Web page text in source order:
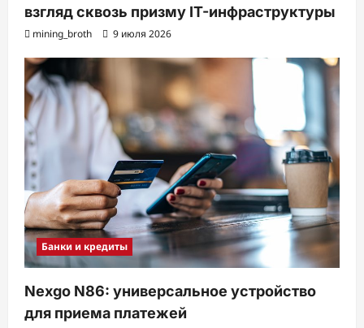
взгляд сквозь призму IT-инфраструктуры
mining_broth 9 июля 2026
Банки и кредиты
Nexgo N86: универсальное устройство
для приема платежей